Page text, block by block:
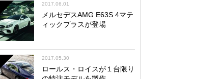
2017.06.01
メルセデスAMG E63S 4マテ
ィックプラスが登場
2017.05.30
ロールス・ロイスが１台限り